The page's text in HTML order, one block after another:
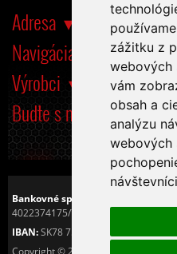
zážitku z
webových
vám
obsah a
analýzu
webových
Adresa
Navigácia
Výrobci
Buďte s nami tiež na
Bankovné spojenie:
4022374175/7500
IBAN:SK78 7500 0000 0040 2237